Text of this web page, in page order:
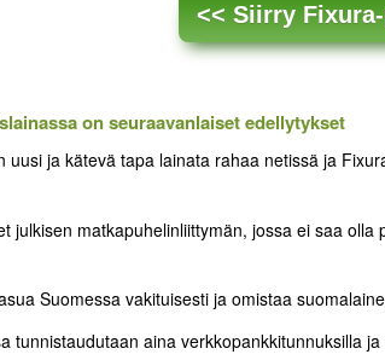
<< Siirry
on seuraavanlaiset edellytykset
uusi ja kätevä tapa lainata rahaa netissä ja
julkisen matkapuhelinliittymän, jossa ei saa
Suomessa vakituisesti ja omistaa
tunnistaudutaan aina verkkopankkitunnuksilla